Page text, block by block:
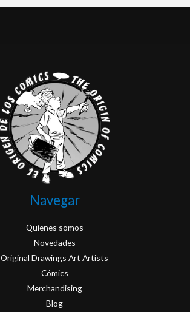
Navegar
Quienes somos
Novedades
Original Drawings Art Artists
Cómics
Merchandising
Blog